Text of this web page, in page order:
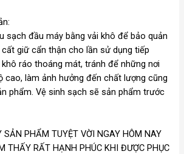
sạch đầu máy bằng vải khô để bảo quản
giữ cẩn thận cho lần sử dụng tiếp
ráo thoáng mát, tránh để những nơi
cao, làm ảnh hưởng đến chất lượng cũng
phẩm. Vệ sinh sạch sẽ sản phẩm trước
SẢN PHẨM TUYỆT VỜI NGAY HÔM NAY
THẤY RẤT HẠNH PHÚC KHI ĐƯỢC PHỤC